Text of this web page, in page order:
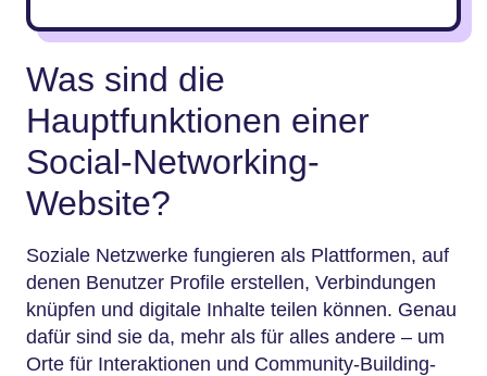
Was sind die
Hauptfunktionen einer
Social-Networking-
Website?
Soziale Netzwerke fungieren als Plattformen, auf
denen Benutzer Profile erstellen, Verbindungen
knüpfen und digitale Inhalte teilen können. Genau
dafür sind sie da, mehr als für alles andere – um
Orte für Interaktionen und Community-Building-